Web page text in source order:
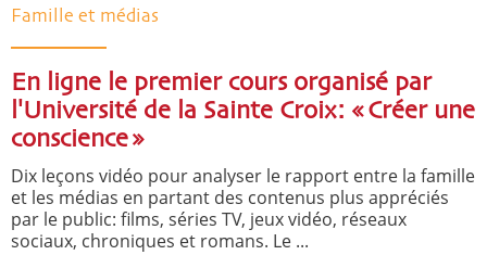
Famille et médias
En ligne le premier cours organisé par
l'Université de la Sainte Croix: « Créer une
conscience »
Dix leçons vidéo pour analyser le rapport entre la famille
et les médias en partant des contenus plus appréciés
par le public: films, séries TV, jeux vidéo, réseaux
sociaux, chroniques et romans. Le ...